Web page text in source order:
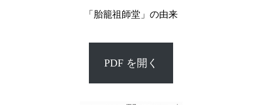
「胎籠祖師堂」の由来
PDF を開く